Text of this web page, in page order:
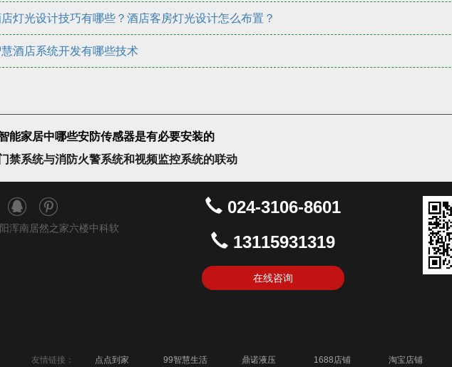
灯光设计技巧有哪些？酒店客房灯光设计怎么布置？
酒店系统开发有哪些技术
智能家居中哪些安防传感器是有必要安装的
禁系统与消防火警系统和视频监控系统的联动
浑南居然之家六楼中科软
024-3106-8601
13115931319
在线咨询
友情链接： 点点到家 99智慧生活 鼎诺液压 1688店铺 淘宝店铺